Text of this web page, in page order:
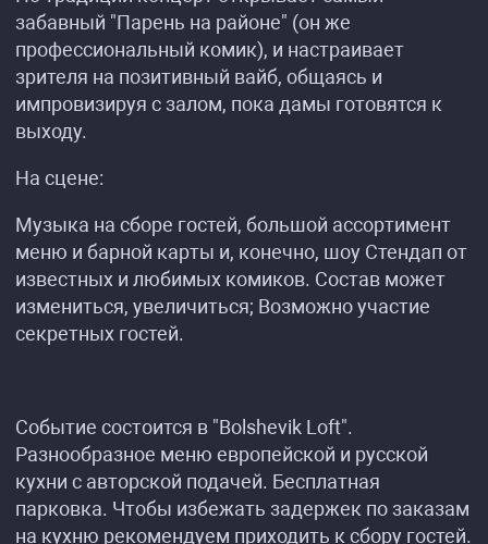
забавный "Парень на районе" (он же
профессиональный комик), и настраивает
зрителя на позитивный вайб, общаясь и
импровизируя с залом, пока дамы готовятся к
выходу.
На сцене:
Музыка на сборе гостей, большой ассортимент
меню и барной карты и, конечно, шоу Стендап от
известных и любимых комиков. Состав может
измениться, увеличиться; Возможно участие
секретных гостей.
Событие состоится в "Bolshevik Loft".
Разнообразное меню европейской и русской
кухни с авторской подачей. Бесплатная
парковка. Чтобы избежать задержек по заказам
на кухню рекомендуем приходить к сбору гостей.